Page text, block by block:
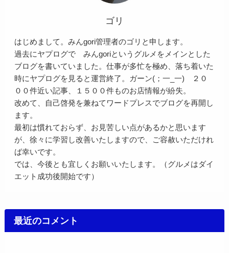
ゴリ
はじめまして。みんgori管理者のゴリと申します。
過去にヤプログで みんgoriというグルメをメインとした
ブログを書いていました。仕事が多忙を極め、落ち着いた
時にヤプログを見ると運営終了。ガーン(；一_一) ２０
００件近い記事、１５００件ものお店情報が紛失。
改めて、自己啓発を兼ねてワードプレスでブログを再開し
ます。
最初は慣れておらず、お見苦しい点があるかと思います
が、徐々に学習し改善いたしますので、ご容赦いただけれ
ば幸いです。
では、今後とも宜しくお願いいたします。（グルメはダイ
エット成功後開始です）
最近のコメント